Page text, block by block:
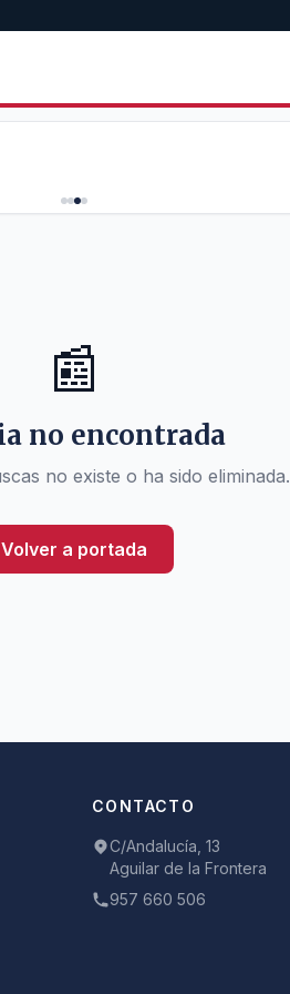
📰
no encontrada
no existe o ha sido eliminada.
Volver a portada
CONTACTO
C/Andalucía, 13
Aguilar de la Frontera
957 660 506